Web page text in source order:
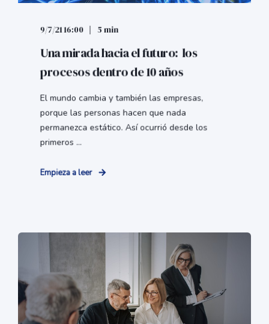
9/7/21 16:00 5 min
Una mirada hacia el futuro: los
procesos dentro de 10 años
El mundo cambia y también las empresas,
porque las personas hacen que nada
permanezca estático. Así ocurrió desde los
primeros ...
Empieza a leer